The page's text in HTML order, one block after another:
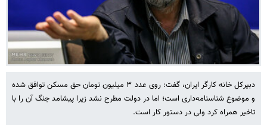
دبیرکل خانه کارگر ایران، گفت: روی عدد ۳ میلیون تومان حق مسکن توافق شده
و موضوع شناسنامه‌داری است؛ اما در دولت مطرح نشد زیرا پیشامد جنگ آن را با
تاخیر همراه کرد ولی در دستور کار است.